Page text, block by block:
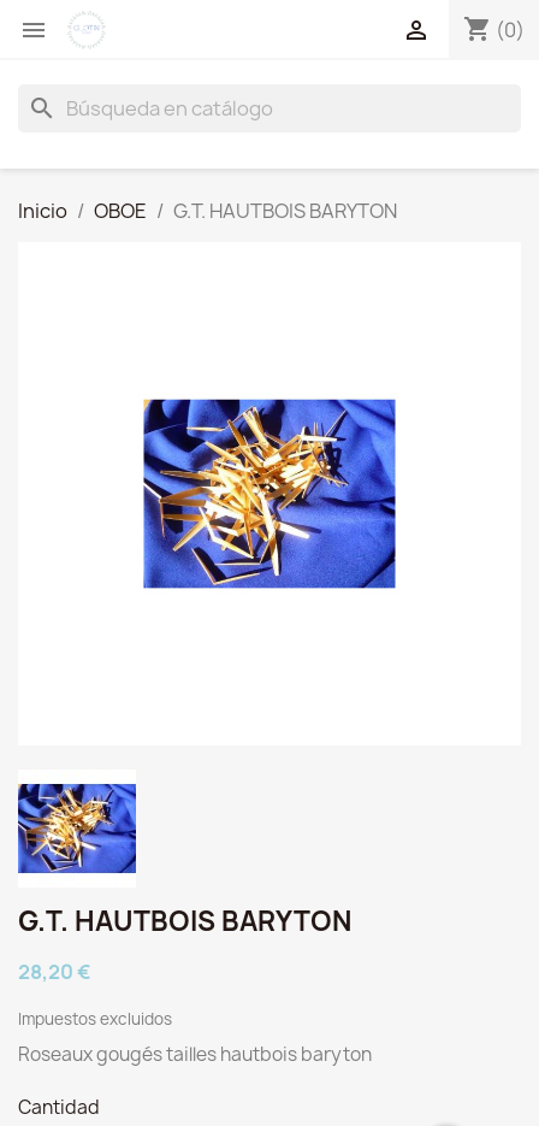
 shopping_cart (0)

search
Inicio OBOE G.T. HAUTBOIS BARYTON
G.T. HAUTBOIS BARYTON
28,20 €
Impuestos excluidos
Roseaux gougés tailles hautbois baryton
Cantidad